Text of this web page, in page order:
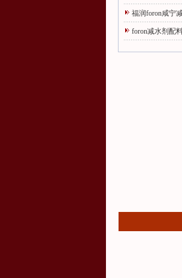
福润foron咸宁
foron减水剂配